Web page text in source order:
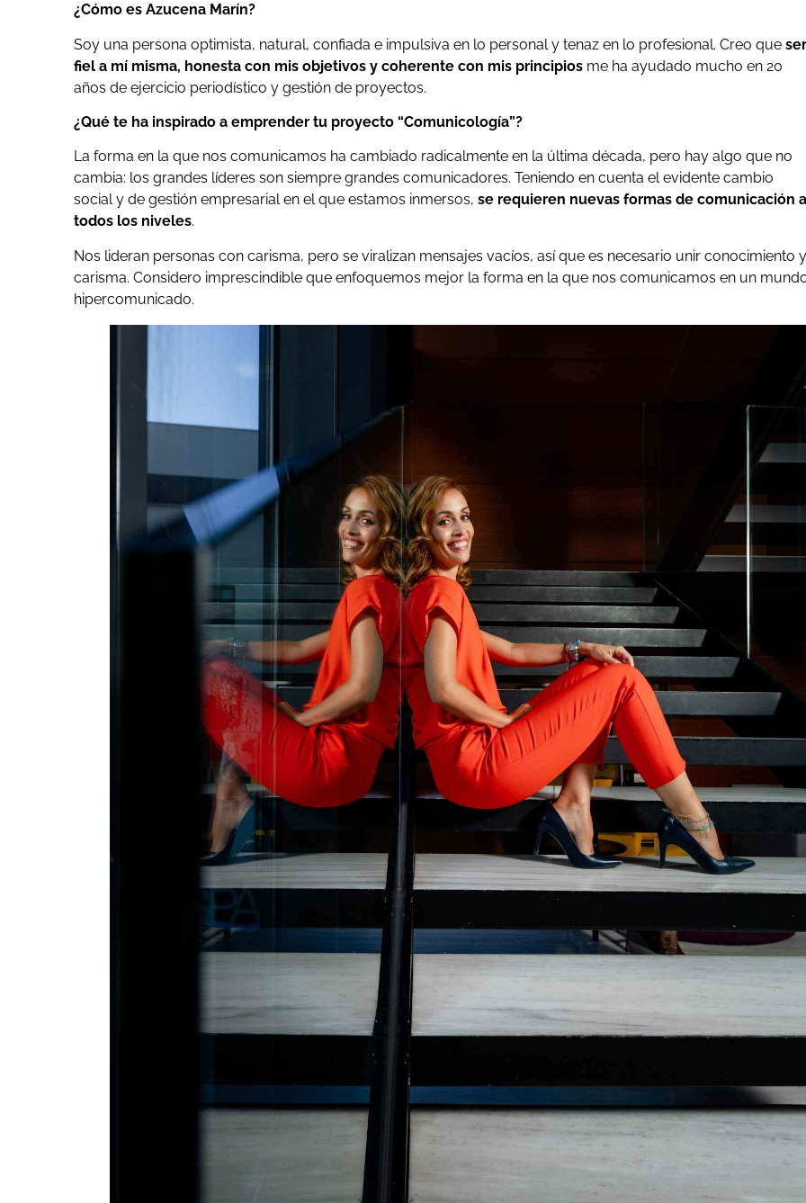
¿Cómo es Azucena Marín?
Soy una persona optimista, natural, confiada e impulsiva en lo personal y tenaz en lo profesional. Creo que ser
fiel a mí misma, honesta con mis objetivos y coherente con mis principios me ha ayudado mucho en 20
años de ejercicio periodístico y gestión de proyectos.
¿Qué te ha inspirado a emprender tu proyecto “Comunicología”?
La forma en la que nos comunicamos ha cambiado radicalmente en la última década, pero hay algo que no
cambia: los grandes líderes son siempre grandes comunicadores. Teniendo en cuenta el evidente cambio
social y de gestión empresarial en el que estamos inmersos, se requieren nuevas formas de comunicación a
todos los niveles.
Nos lideran personas con carisma, pero se viralizan mensajes vacíos, así que es necesario unir conocimiento y
carisma. Considero imprescindible que enfoquemos mejor la forma en la que nos comunicamos en un
hipercomunicado.